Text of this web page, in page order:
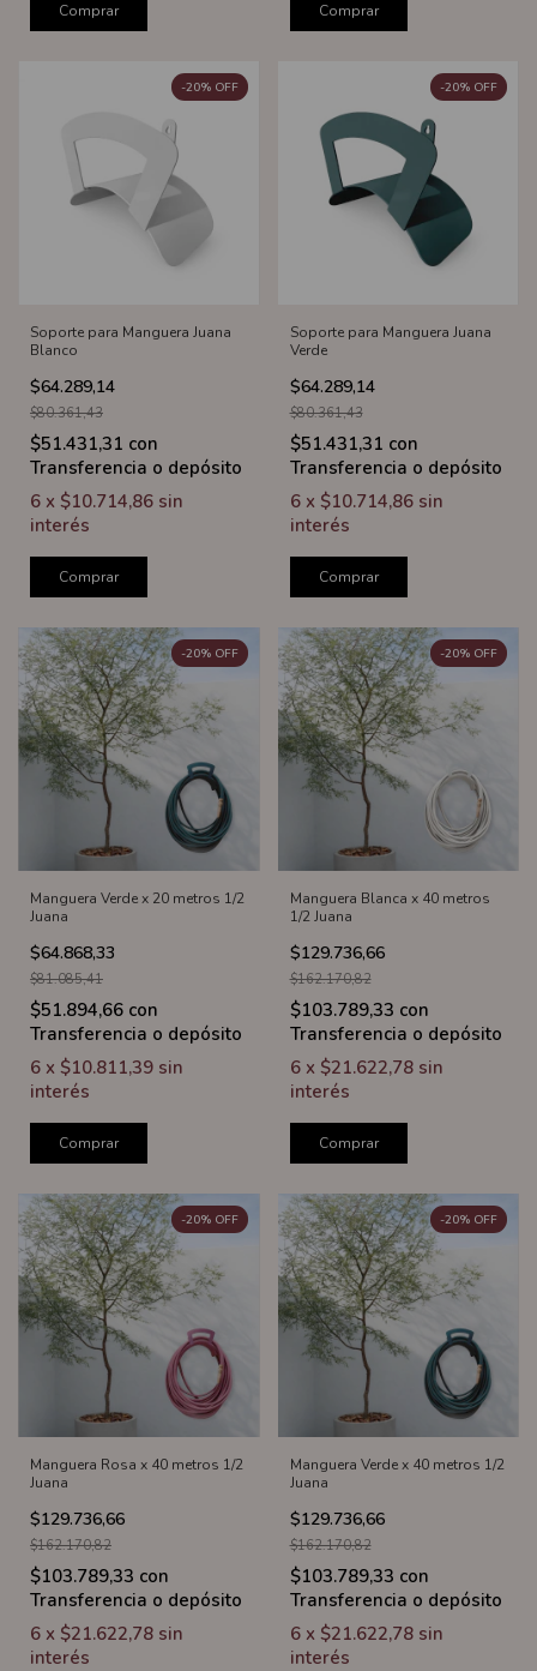
Comprar Comprar
Soporte para Manguera Juana
Blanco
$64.289,14
-20% OFF
$80.361,43
$51.431,31 con
Transferencia o depósito
6 x $10.714,86 sin
interés
Comprar
Soporte para Manguera Juana
Verde
$64.289,14
-20% OFF
$80.361,43
$51.431,31 con
Transferencia o depósito
6 x $10.714,86 sin
interés
Comprar
Manguera Verde x 20 metros 1/2
Juana
$64.868,33
-20% OFF
$81.085,41
$51.894,66 con
Transferencia o depósito
6 x $10.811,39 sin
interés
Comprar
Manguera Blanca x 40 metros
1/2 Juana
$129.736,66
-20% OFF
$162.170,82
$103.789,33 con
Transferencia o depósito
6 x $21.622,78 sin
interés
Comprar
Manguera Rosa x 40 metros 1/2
Juana
$129.736,66
-20% OFF
$162.170,82
$103.789,33 con
Transferencia o depósito
6 x $21.622,78 sin
interés
Manguera Verde x 40 metros 1/2
Juana
$129.736,66
-20% OFF
$162.170,82
$103.789,33 con
Transferencia o depósito
6 x $21.622,78 sin
interés